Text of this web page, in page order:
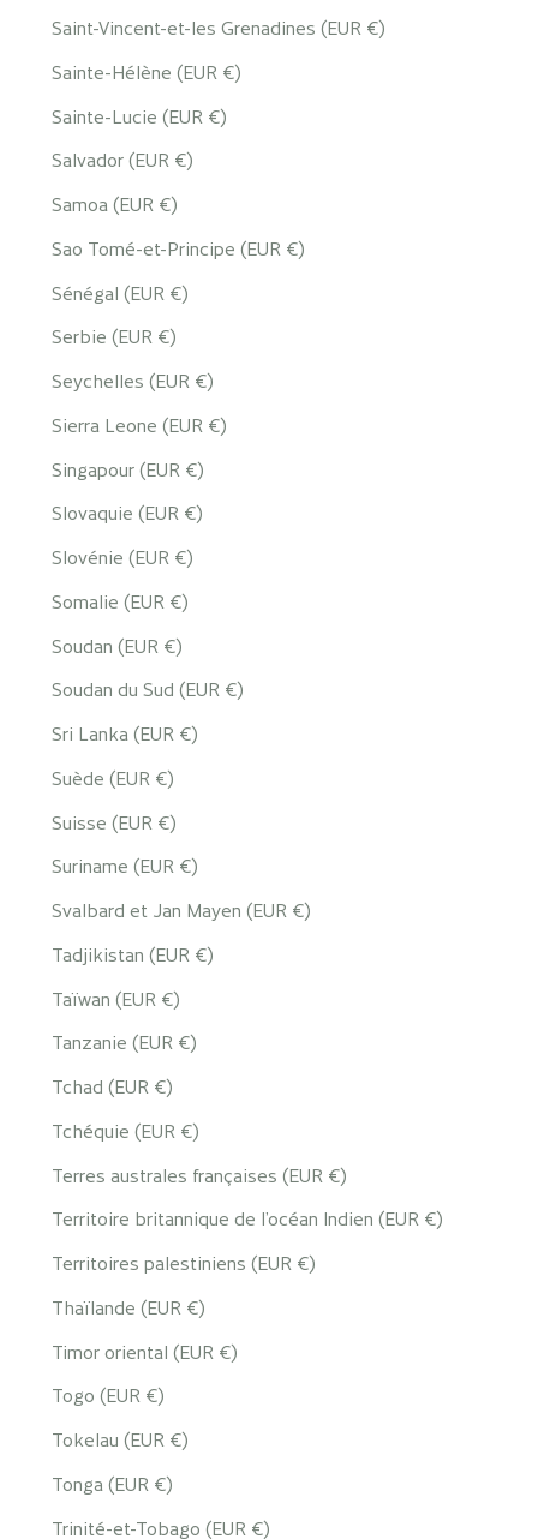
Saint-Vincent-et-les Grenadines (EUR €)
Sainte-Hélène (EUR €)
Sainte-Lucie (EUR €)
Salvador (EUR €)
Samoa (EUR €)
Sao Tomé-et-Principe (EUR €)
Sénégal (EUR €)
Serbie (EUR €)
Seychelles (EUR €)
Sierra Leone (EUR €)
Singapour (EUR €)
Slovaquie (EUR €)
Slovénie (EUR €)
Somalie (EUR €)
Soudan (EUR €)
Soudan du Sud (EUR €)
Sri Lanka (EUR €)
Suède (EUR €)
Suisse (EUR €)
Suriname (EUR €)
Svalbard et Jan Mayen (EUR €)
Tadjikistan (EUR €)
Taïwan (EUR €)
Tanzanie (EUR €)
Tchad (EUR €)
Tchéquie (EUR €)
Terres australes françaises (EUR €)
Territoire britannique de l’océan Indien (EUR €)
Territoires palestiniens (EUR €)
Thaïlande (EUR €)
Timor oriental (EUR €)
Togo (EUR €)
Tokelau (EUR €)
Tonga (EUR €)
Trinité-et-Tobago (EUR €)